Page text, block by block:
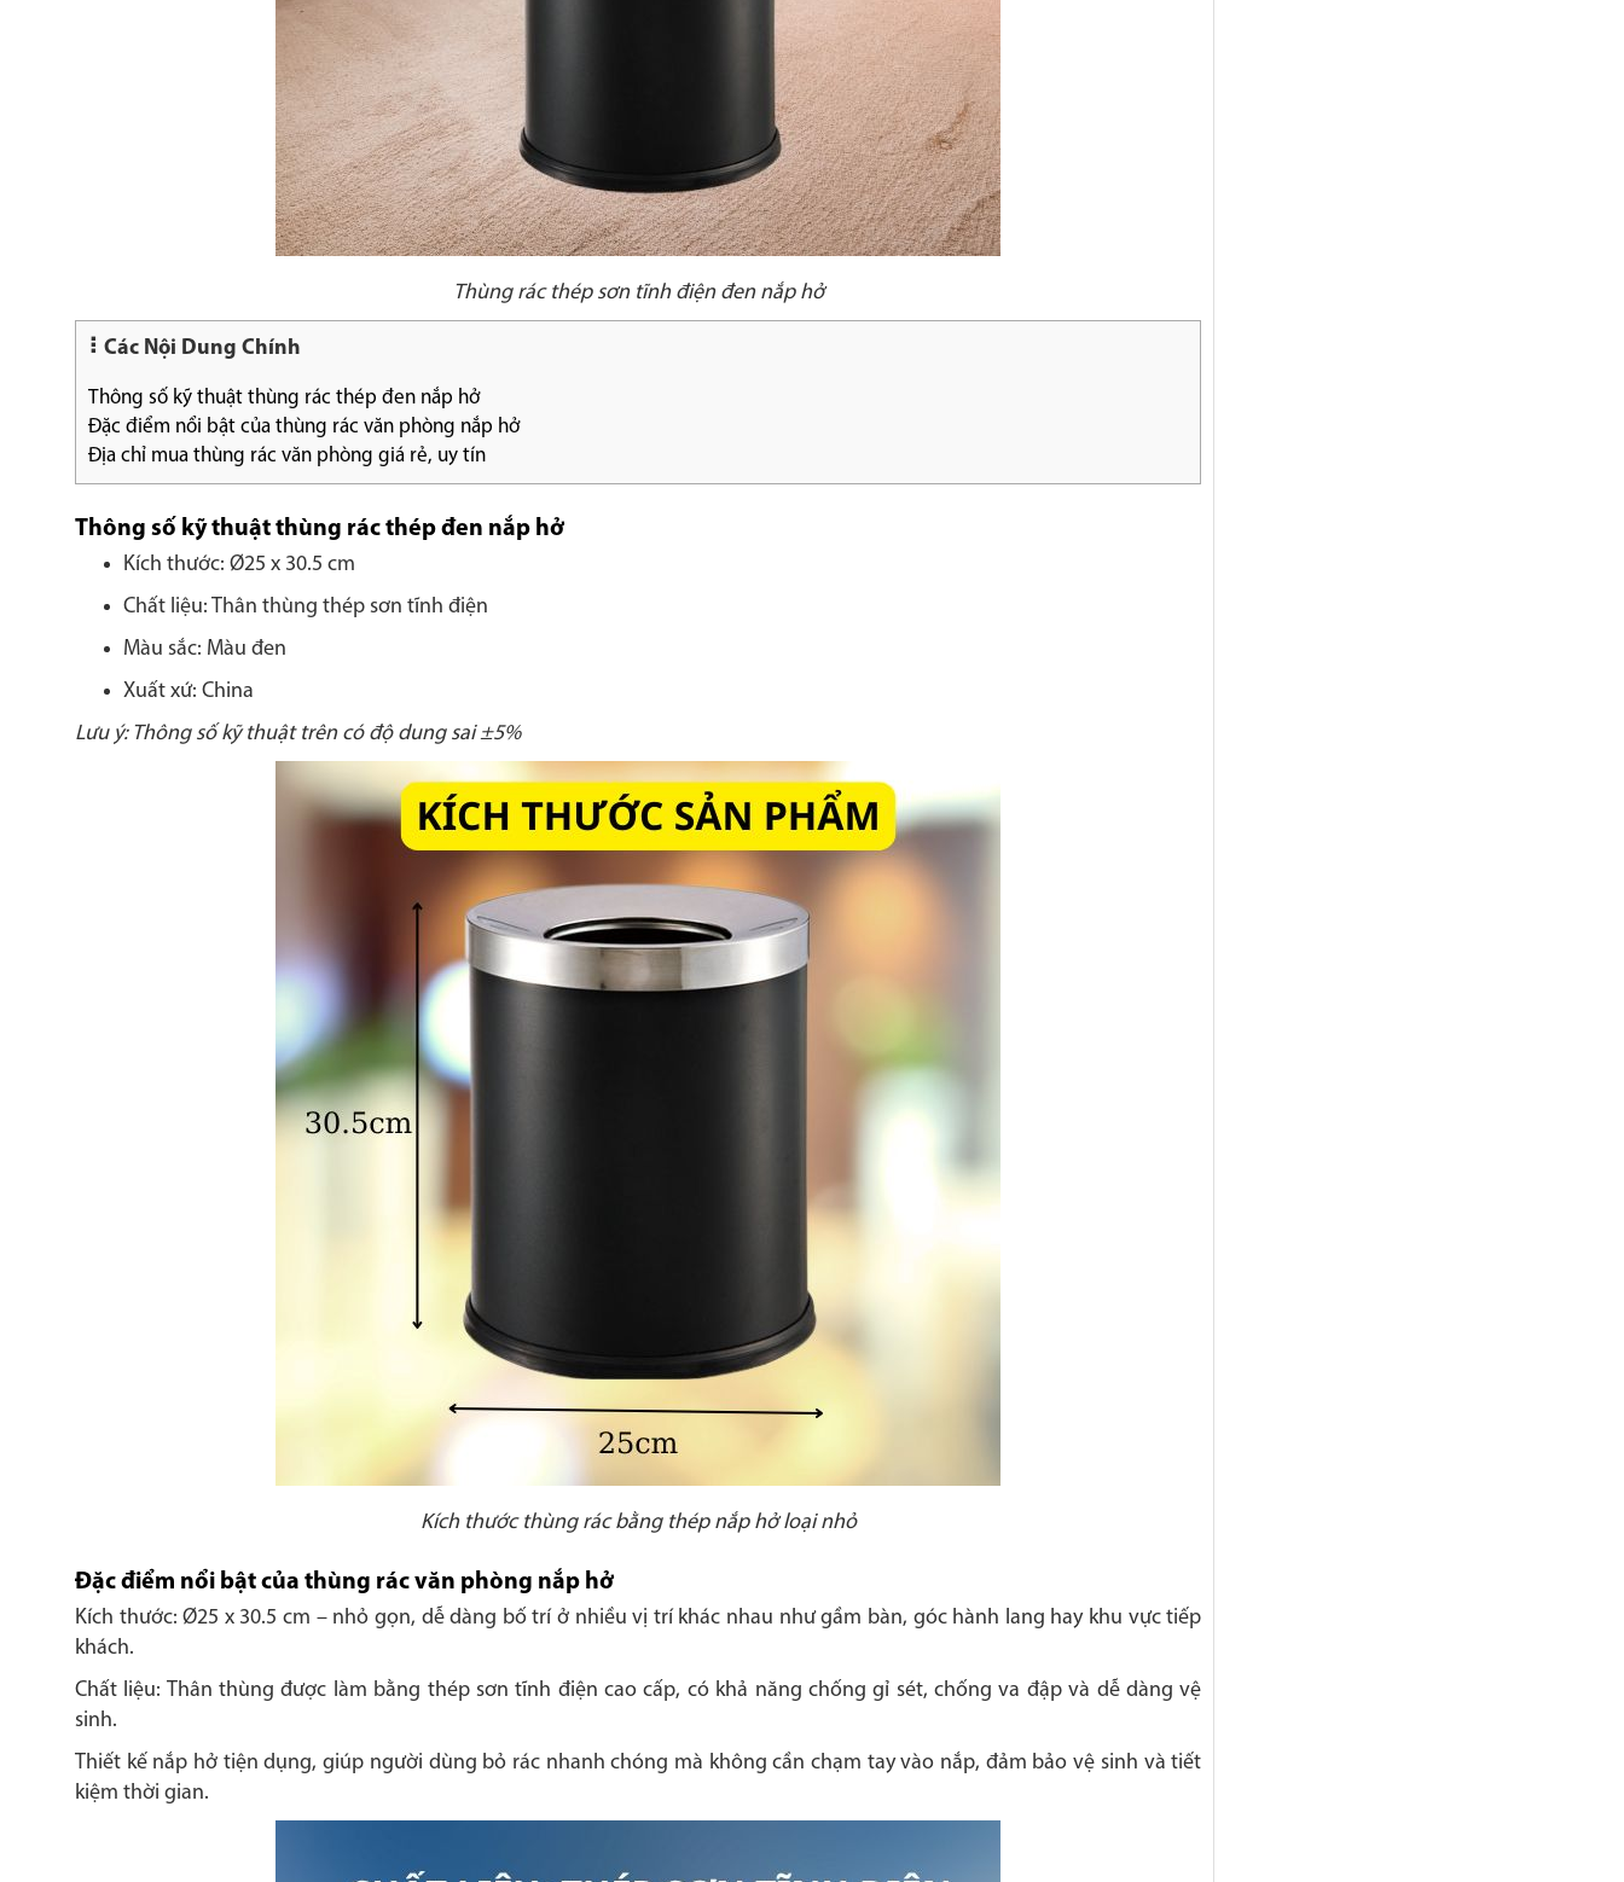
Thùng rác thép sơn tĩnh điện đen nắp hở
Các Nội Dung Chính
Thông số kỹ thuật thùng rác thép đen nắp hở
Đặc điểm nổi bật của thùng rác văn phòng nắp hở
Địa chỉ mua thùng rác văn phòng giá rẻ, uy tín
Thông số kỹ thuật thùng rác thép đen nắp hở
Kích thước: Ø25 x 30.5 cm
Chất liệu: Thân thùng thép sơn tĩnh điện
Màu sắc: Màu đen
Xuất xứ: China
Lưu ý: Thông số kỹ thuật trên có độ dung sai ±5%
Kích thước thùng rác bằng thép nắp hở loại nhỏ
Đặc điểm nổi bật của thùng rác văn phòng nắp hở
Kích thước: Ø25 x 30.5 cm – nhỏ gọn, dễ dàng bố trí ở nhiều vị trí khác nhau như gầm bàn, góc hành lang hay khu vực tiếp
khách.
Chất liệu: Thân thùng được làm bằng thép sơn tĩnh điện cao cấp, có khả năng chống gỉ sét, chống va đập và dễ dàng vệ
sinh.
Thiết kế nắp hở tiện dụng, giúp người dùng bỏ rác nhanh chóng mà không cần chạm tay vào nắp, đảm bảo vệ sinh và tiết
kiệm thời gian.